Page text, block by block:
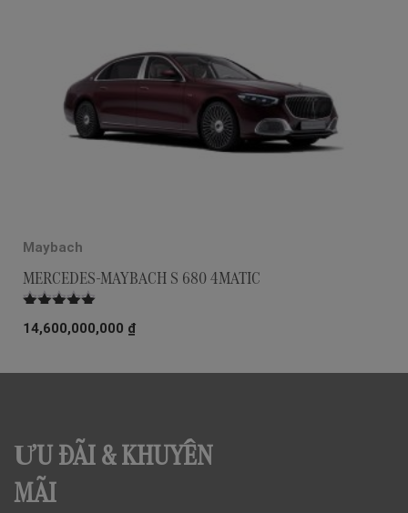
Maybach
MERCEDES-MAYBACH S 680 4MATIC
Được xếp
hạng
5.00
14,600,000,000 ₫
ƯU ĐÃI & KHUYẾN
MÃI